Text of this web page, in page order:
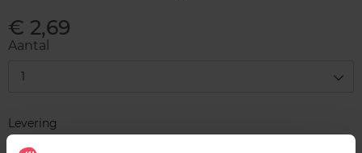
€ 2,69
Aantal
1
Levering
Voorradig